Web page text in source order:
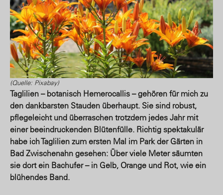
(Quelle: Pixabay)
Taglilien – botanisch Hemerocallis – gehören für mich zu
den dankbarsten Stauden überhaupt. Sie sind robust,
pflegeleicht und überraschen trotzdem jedes Jahr mit
einer beeindruckenden Blütenfülle. Richtig spektakulär
habe ich Taglilien zum ersten Mal im Park der Gärten in
Bad Zwischenahn gesehen: Über viele Meter säumten
sie dort ein Bachufer – in Gelb, Orange und Rot, wie ein
blühendes Band.